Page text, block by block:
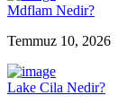
Mdflam Nedir?
Temmuz 10, 2026
Lake Cila Nedir?